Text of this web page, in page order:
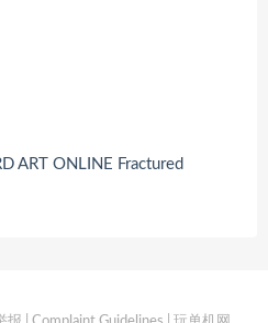
ART ONLINE Fractured